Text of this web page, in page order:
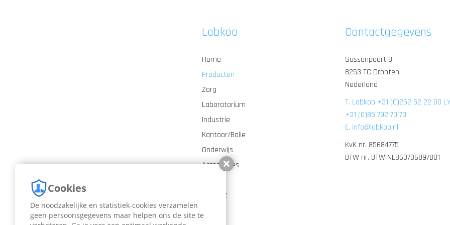
Labkoo
Home
Producten
Zorg
Laboratorium
Industrie
Kantoor/Balie
Onderwijs
Accessoires
Contact
Contactgegevens
Sassenpoort 8
8253 TC Dronten
Nederland
T. Labkoo +31 (0)252 52 22 00
+31 (0)85 792 70 70
E. info@labkoo.nl
KvK nr. 85684775
BTW nr. BTW NL863706897B01
Cookies
De noodzakelijke en statistiek-cookies verzamelen
geen persoonsgegevens maar helpen ons de site te
Sluiten